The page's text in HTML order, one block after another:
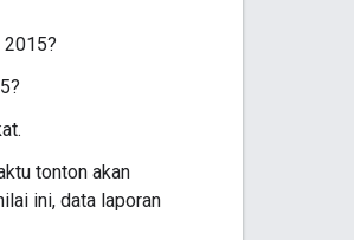
tonton akan
ini, data laporan